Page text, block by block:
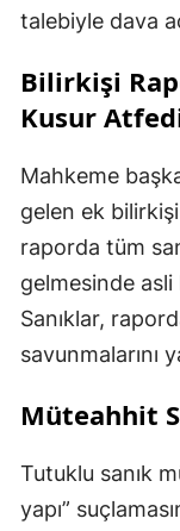
talebiyle dava
Bilirkişi
Kusur
Mahkeme
gelen ek
raporda tüm
gelmesinde asli
Sanıklar,
savunmalarını
Müteahhit
Tutuklu sanık
yapı”